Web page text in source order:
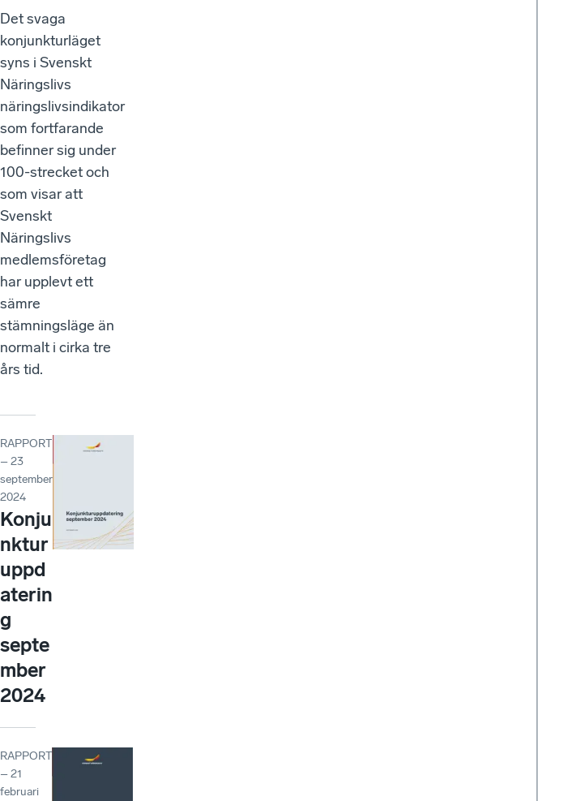
Det svaga
konjunkturläget
syns i Svenskt
Näringslivs
näringslivsindikator
som fortfarande
befinner sig under
100-strecket och
som visar att
Svenskt
Näringslivs
medlemsföretag
har upplevt ett
sämre
stämningsläge än
normalt i cirka tre
års tid.
RAPPORT
– 23
september
2024
Konju
nktur
uppd
aterin
g
septe
mber
2024
RAPPORT
– 21
februari